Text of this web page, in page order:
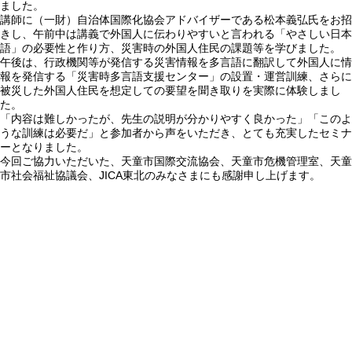
ました。
講師に（一財）自治体国際化協会アドバイザーである松本義弘氏をお招
きし、午前中は講義で外国人に伝わりやすいと言われる「やさしい日本
語」の必要性と作り方、災害時の外国人住民の課題等を学びました。
午後は、行政機関等が発信する災害情報を多言語に翻訳して外国人に情
報を発信する「災害時多言語支援センター」の設置・運営訓練、さらに
被災した外国人住民を想定しての要望を聞き取りを実際に体験しまし
た。
「内容は難しかったが、先生の説明が分かりやすく良かった」「このよ
うな訓練は必要だ」と参加者から声をいただき、とても充実したセミナ
ーとなりました。
今回ご協力いただいた、天童市国際交流協会、天童市危機管理室、天童
市社会福祉協議会、JICA東北のみなさまにも感謝申し上げます。